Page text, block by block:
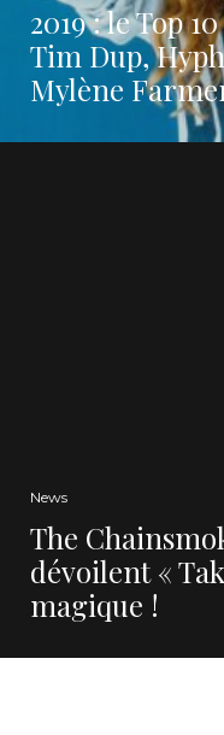
2019 : le Top
Tim Dup,
Mylène
News
The
dévoilent «
magique !